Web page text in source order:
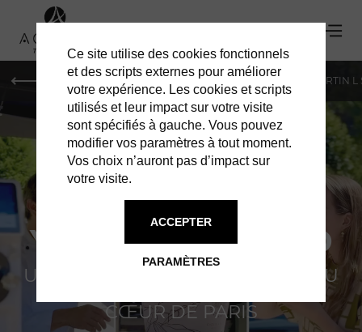
MONACO GENÈVE ST-MARTIN
PORSCHE X
YANNICK ALLÉNO
UNE COLLABORATION GIVRÉE AU
CŒUR DE PARIS
Ce site utilise des cookies fonctionnels
et des scripts externes pour améliorer
votre expérience. Les cookies et scripts
utilisés et leur impact sur votre visite
sont spécifiés à gauche. Vous pouvez
modifier vos paramètres à tout moment.
Vos choix n’auront pas d’impact sur
votre visite.
PARAMÈTRES
ACCEPTER